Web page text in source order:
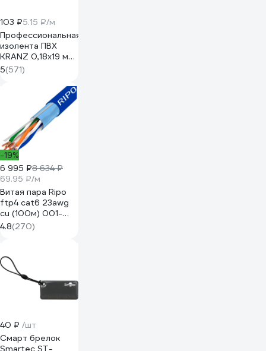
103 ₽5.15 ₽/м
Профессиональная
изолента ПВХ
KRANZ 0,18х19 мм,
20 м, черная KR-
09-2806
5(571)
-19%
6 995 ₽8 634 ₽
69.95 ₽/м
Витая пара Ripo
ftp4 cat6 23awg
cu (100м) 001-
122016/100
4.8(270)
40 ₽ /шт
Cмарт брелок
Smartec ST-